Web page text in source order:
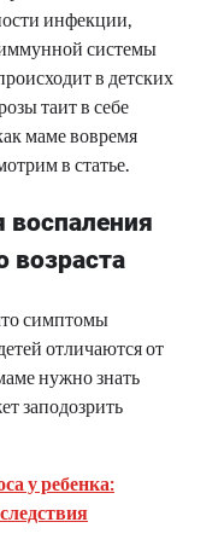
инфекции,
иммунной системы
в детских
таит в себе
маме вовремя
в статье.
возраста
симптомы
отличаются от
нужно знать
заподозрить
у ребенка: